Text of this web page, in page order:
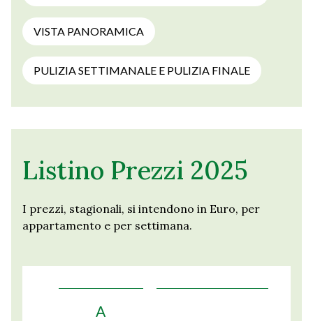
VISTA PANORAMICA
PULIZIA SETTIMANALE E PULIZIA FINALE
Listino Prezzi 2025
I prezzi, stagionali, si intendono in Euro, per
appartamento e per settimana.
A